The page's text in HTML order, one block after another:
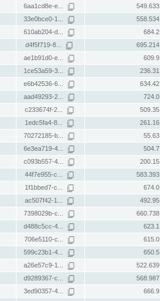
6aa1cd8e-e... 549.633
33e0bce0-1... 558.534
610ab204-d... 684.2
d4f5f719-8... 695.214
ae1b91d0-e... 609.9
1ce53a59-3... 236.31
e6b42536-6... 634.42
aad49293-2... 724.0
c233674f-2... 509.35
1edc5fa4-8... 261.16
70272185-b... 55.63
6e3ea719-4... 504.7
c093b557-4... 200.15
44f7e955-c... 583.393
1f1bbed7-c... 674.0
ac507f42-1... 492.95
7398029b-c... 660.738
d488c5cc-4... 623.1
706e5110-c... 615.0
599c23b1-4... 650.5
a26e57c9-1... 522.639
d9289367-c... 568.987
3ed90357-4... 666.9